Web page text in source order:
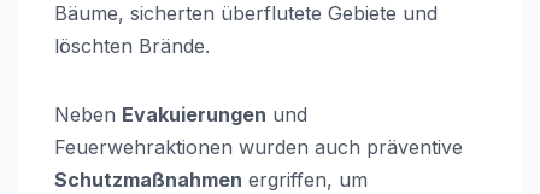
Bäume, sicherten überflutete Gebiete und
löschten Brände.
Neben Evakuierungen und
Feuerwehraktionen wurden auch präventive
Schutzmaßnahmen ergriffen, um